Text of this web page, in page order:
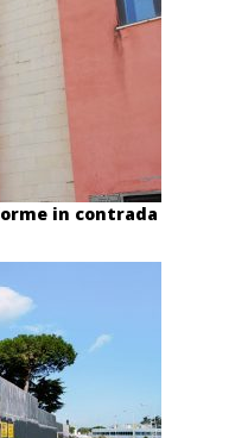
in contrada